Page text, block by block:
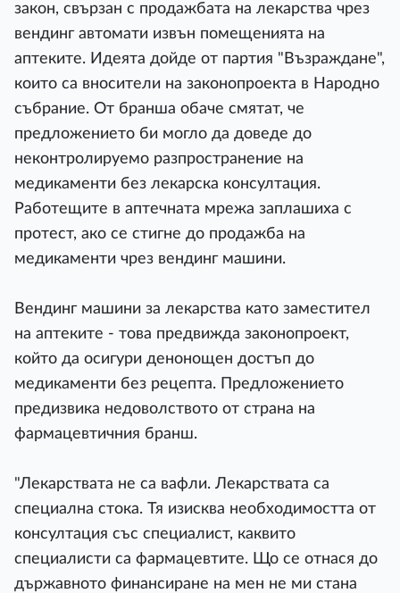
закон, свързан с продажбата на лекарства чрез
вендинг автомати извън помещенията на
аптеките. Идеята дойде от партия "Възраждане",
които са вносители на законопроекта в Народно
събрание. От бранша обаче смятат, че
предложението би могло да доведе до
неконтролируемо разпространение на
медикаменти без лекарска консултация.
Работещите в аптечната мрежа заплашиха с
протест, ако се стигне до продажба на
медикаменти чрез вендинг машини.
Вендинг машини за лекарства като заместител
на аптеките - това предвижда законопроект,
който да осигури денонощен достъп до
медикаменти без рецепта. Предложението
предизвика недоволството от страна на
фармацевтичния бранш.
"Лекарствата не са вафли. Лекарствата са
специална стока. Тя изисква необходимостта от
консултация със специалист, каквито
специалисти са фармацевтите. Що се отнася до
държавното финансиране на мен не ми стана